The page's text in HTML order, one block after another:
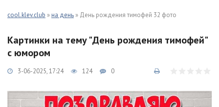
cool.klev.club »на день » День рождения тимофей 32 фото
Картинки на тему "День рождения тимофей"
с юмором
3-06-2025, 17:24 124 0